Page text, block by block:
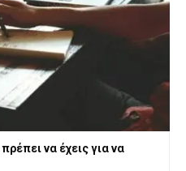
να έχεις για να